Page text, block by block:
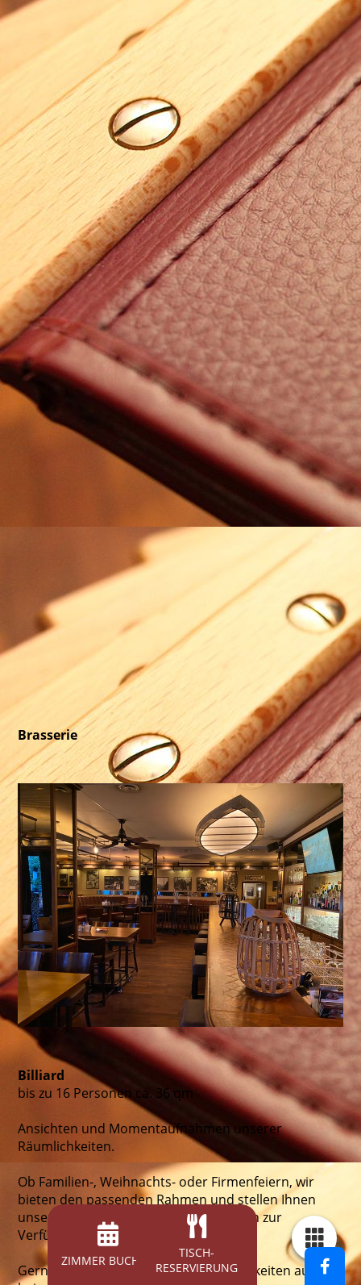
Brasserie
Billiard
bis zu 16 Personen ca. 36 qm
Ansichten und Momentaufnahmen unserer
Räumlichkeiten.
Ob Familien-, Weihnachts- oder Firmenfeiern, wir
bieten den passenden Rahmen und stellen Ihnen
unsere Räume für Ihre Veranstaltungen zur
Verfügung.
Gerne zeigen wir Ihnen unsere Möglichkeiten auch
ZIMMER BUCHEN
TISCH­
RESERVIERUNG